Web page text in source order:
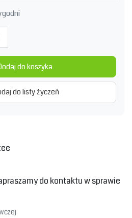
do koszyka
do listy życzeń
do kontaktu w sprawie